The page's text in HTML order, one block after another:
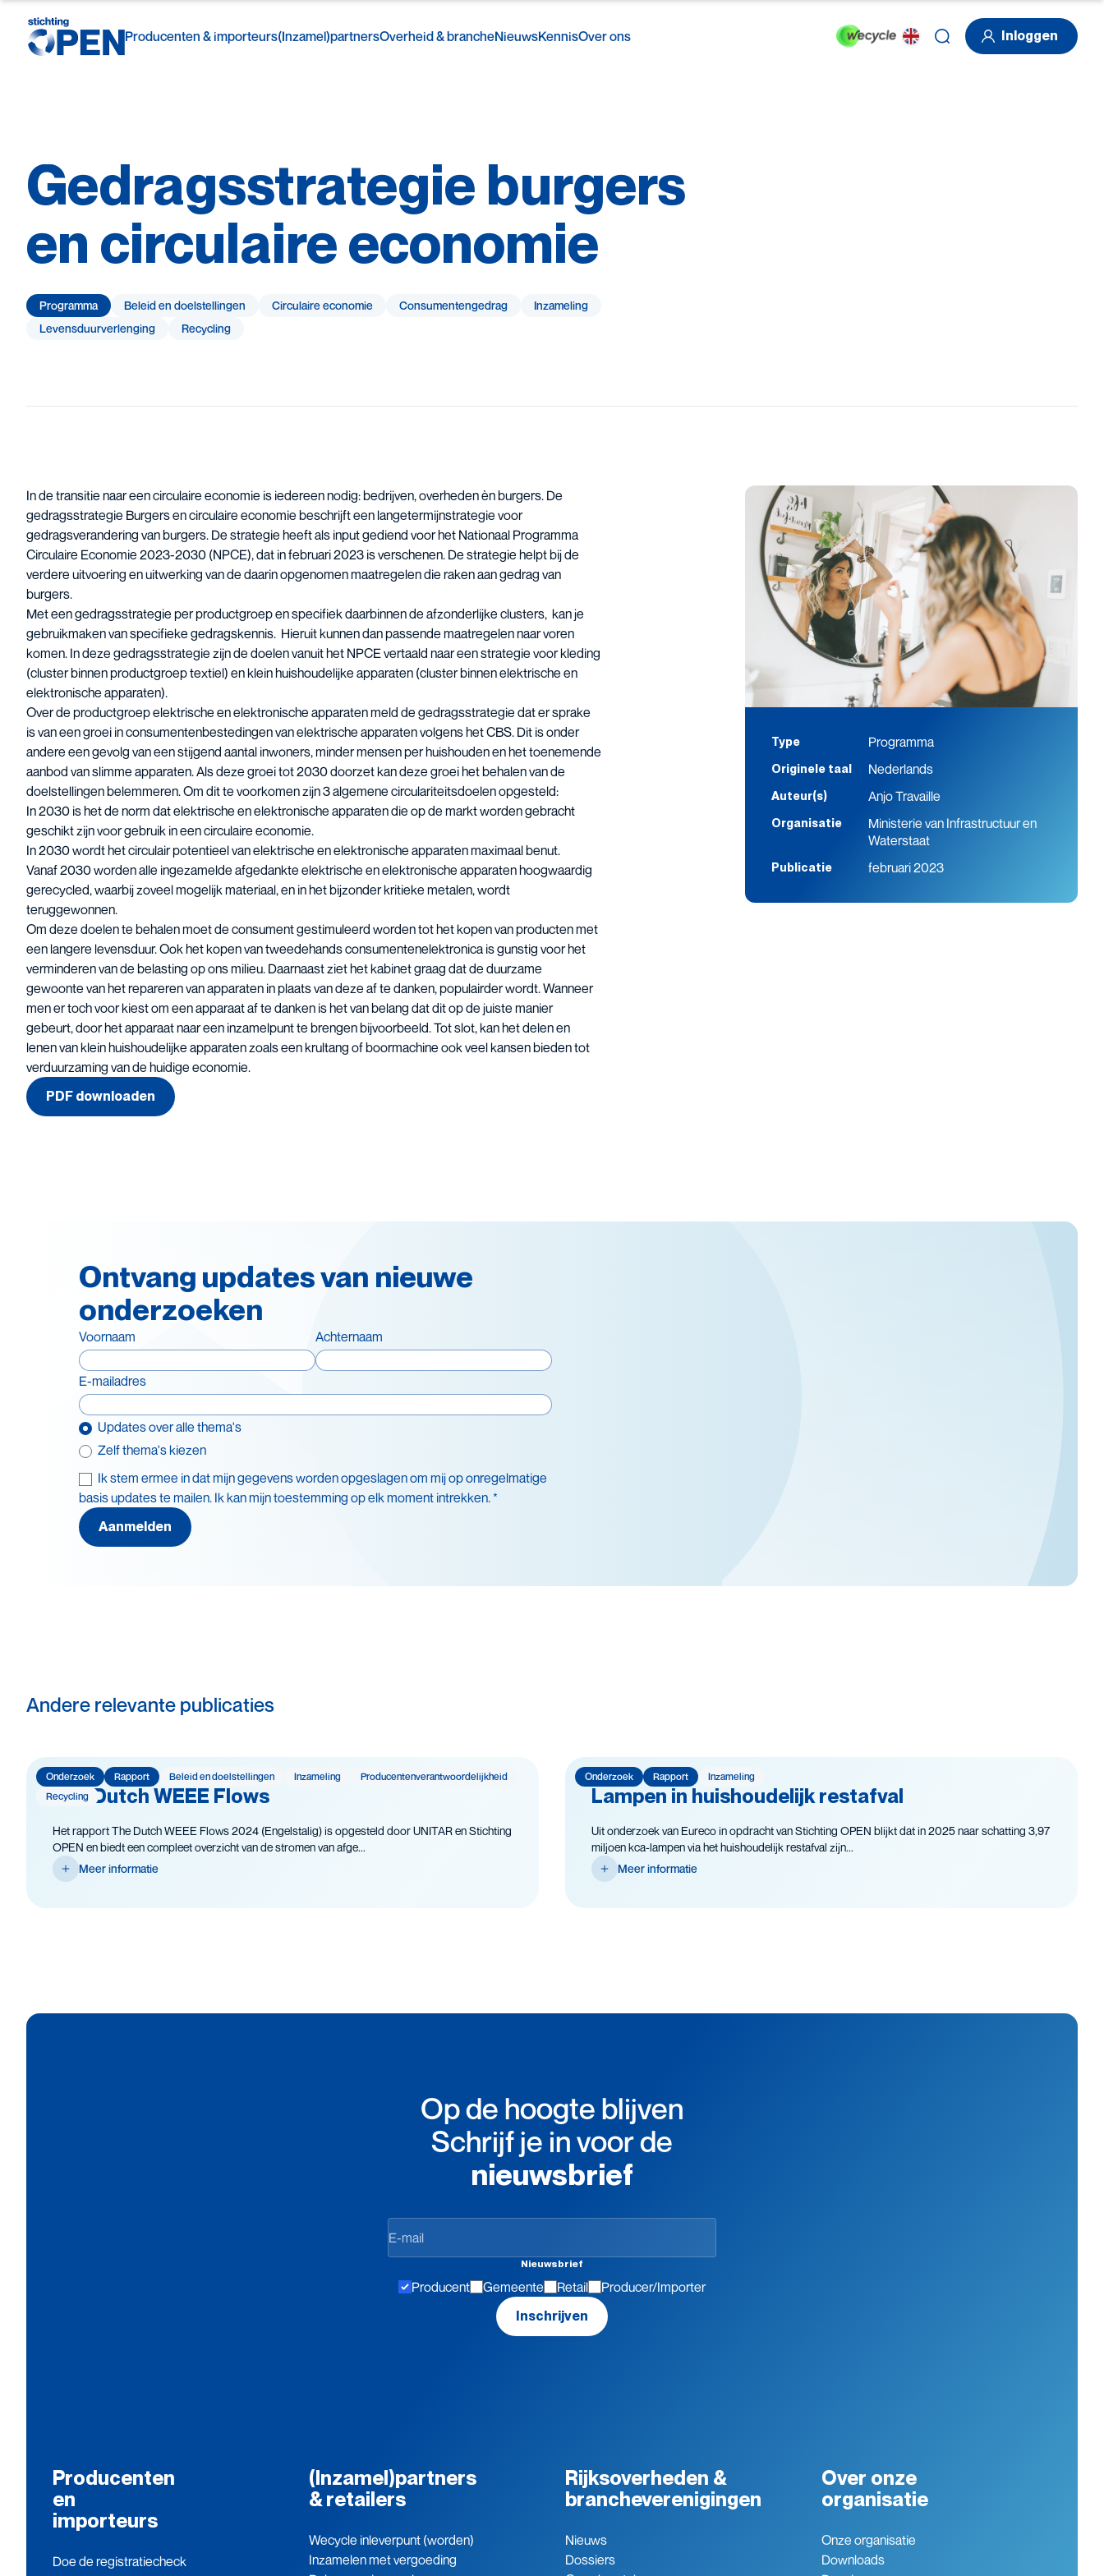
Skip to content
Producenten & importeurs(Inzamel)partnersOverheid & brancheNieuwsKennisOver ons Inloggen
Gedragsstrategie burgers
en circulaireeconomie
Programma Beleid en doelstellingen Circulaire economie Consumenten­gedrag
Inzameling
Levensduur­verlenging
Recycling
In de transitie naar een circulaire economie is iedereen nodig: bedrijven, overheden èn burgers. De
gedragsstrategie Burgers en circulaire economie beschrijft een langetermijnstrategie voor
gedragsverandering van burgers. De strategie heeft als input gediend voor het Nationaal Programma
Circulaire Economie 2023-2030 (NPCE), dat in februari 2023 is verschenen. De strategie helpt bij de
verdere uitvoering en uitwerking van de daarin opgenomen maatregelen die raken aan gedrag van
burgers.
Met een gedragsstrategie per productgroep en specifiek daarbinnen de afzonderlijke clusters, kan je
gebruikmaken van specifieke gedragskennis. Hieruit kunnen dan passende maatregelen naar voren
komen. In deze gedragsstrategie zijn de doelen vanuit het NPCE vertaald naar een strategie voor kleding
(cluster binnen productgroep textiel) en klein huishoudelijke apparaten (cluster binnen elektrische en
elektronische apparaten).
Over de productgroep elektrische en elektronische apparaten meld de gedragsstrategie dat er sprake
is van een groei in consumentenbestedingen van elektrische apparaten volgens het CBS. Dit is onder
andere een gevolg van een stijgend aantal inwoners, minder mensen per huishouden en het toenemende
aanbod van slimme apparaten. Als deze groei tot 2030 doorzet kan deze groei het behalen van de
doelstellingen belemmeren. Om dit te voorkomen zijn 3 algemene circulariteitsdoelen opgesteld:
In 2030 is het de norm dat elektrische en elektronische apparaten die op de markt worden gebracht
geschikt zijn voor gebruik in een circulaire economie.
In 2030 wordt het circulair potentieel van elektrische en elektronische apparaten maximaal benut.
Vanaf 2030 worden alle ingezamelde afgedankte elektrische en elektronische apparaten hoogwaardig
gerecycled, waarbij zoveel mogelijk materiaal, en in het bijzonder kritieke metalen, wordt
teruggewonnen.
Om deze doelen te behalen moet de consument gestimuleerd worden tot het kopen van producten met
een langere levensduur. Ook het kopen van tweedehands consumentenelektronica is gunstig voor het
verminderen van de belasting op ons milieu. Daarnaast ziet het kabinet graag dat de duurzame
gewoonte van het repareren van apparaten in plaats van deze af te danken, populairder wordt. Wanneer
men er toch voor kiest om een apparaat af te danken is het van belang dat dit op de juiste manier
gebeurt, door het apparaat naar een inzamelpunt te brengen bijvoorbeeld. Tot slot, kan het delen en
lenen van klein huishoudelijke apparaten zoals een krultang of boormachine ook veel kansen bieden tot
verduurzaming van de huidige economie.
PDF downloaden
Type Programma
Originele taal Nederlands
Auteur(s) Anjo Travaille
Organisatie
Ministerie van Infrastructuur en
Waterstaat
Publicatie februari 2023
Ontvang updates van nieuwe
onderzoeken
Voornaam Achternaam
E-mailadres
Updates over alle thema's
Zelf thema's kiezen
Thema's
Batterijen
Beleid en doelstellingen
Ik stem ermee in dat mijn gegevens worden opgeslagen om mij op onregelmatige
basis updates te mailen. Ik kan mijn toestemming op elk moment intrekken. *
Aanmelden
Andere relevante publicaties
Onderzoek Rapport Beleid en doelstellingen Inzameling
Producenten­­­­verantwoor­delijk­heid
Recycling
The Dutch WEEE Flows
Het rapport The Dutch WEEE Flows 2024 (Engelstalig) is opgesteld door UNITAR en Stichting
OPEN en biedt een compleet overzicht van de stromen van afge...
Meer informatie
Onderzoek Rapport Inzameling
Lampen in huishoudelijk restafval
Uit onderzoek van Eureco in opdracht van Stichting OPEN blijkt dat in 2025 naar schatting 3,97
miljoen kca-lampen via het huishoudelijk restafval zijn...
Meer informatie
Op de hoogte blijven
Schrijf je in voor de
nieuwsbrief
de
blijven
Nieuwsbrief
Producent Gemeente Retail Producer/Importer
Inschrijven
Producenten
en
importeurs
Doe de registratiecheck
(Inzamel)partners
& retailers
Wecycle inleverpunt (worden)
Inzamelen met vergoeding
Rijksoverheden &
brancheverenigingen
Nieuws
Dossiers
Over onze
organisatie
Onze organisatie
Downloads